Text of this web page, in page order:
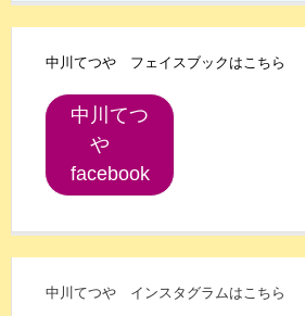
中川てつや フェイスブックはこちら
中川てつ
や
facebook
中川てつや インスタグラムはこちら